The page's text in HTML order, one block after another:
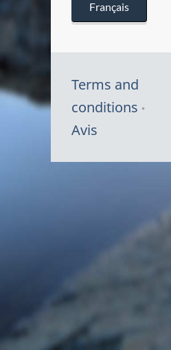
Français
Terms and
conditions
Avis